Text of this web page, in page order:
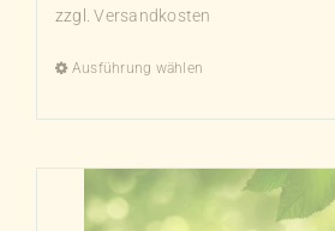
zzgl.Versandkosten
Ausführung wählen
Produkt
mehrere
Varianten